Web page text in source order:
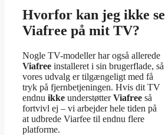
Hvorfor kan jeg ikke se
Viafree på mit TV?
Nogle TV-modeller har også allerede
Viafree installeret i sin brugerflade, så
vores udvalg er tilgængeligt med få
tryk på fjernbetjeningen. Hvis dit TV
endnu ikke understøtterViafree så
fortvivl ej – vi arbejder hele tiden på
at udbrede Viarfee til endnu flere
platforme.